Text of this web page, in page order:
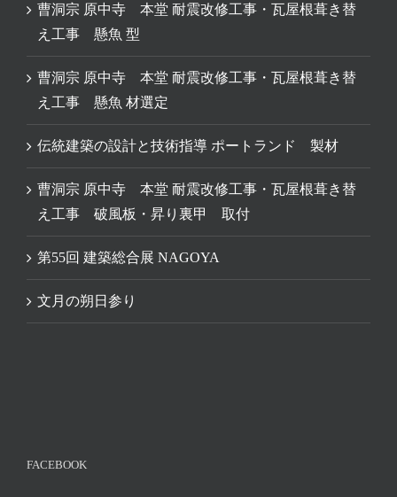
曹洞宗 原中寺 本堂 耐震改修工事・瓦屋根葺き替
え工事 懸魚 型
曹洞宗 原中寺 本堂 耐震改修工事・瓦屋根葺き替
え工事 懸魚 材選定
伝統建築の設計と技術指導 ポートランド 製材
曹洞宗 原中寺 本堂 耐震改修工事・瓦屋根葺き替
え工事 破風板・昇り裏甲 取付
第55回 建築総合展 NAGOYA
文月の朔日参り
FACEBOOK